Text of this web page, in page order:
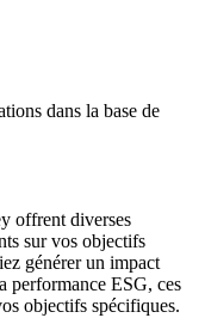
dans la base de
offrent diverses
sur vos objectifs
générer un impact
performance ESG, ces
objectifs spécifiques.